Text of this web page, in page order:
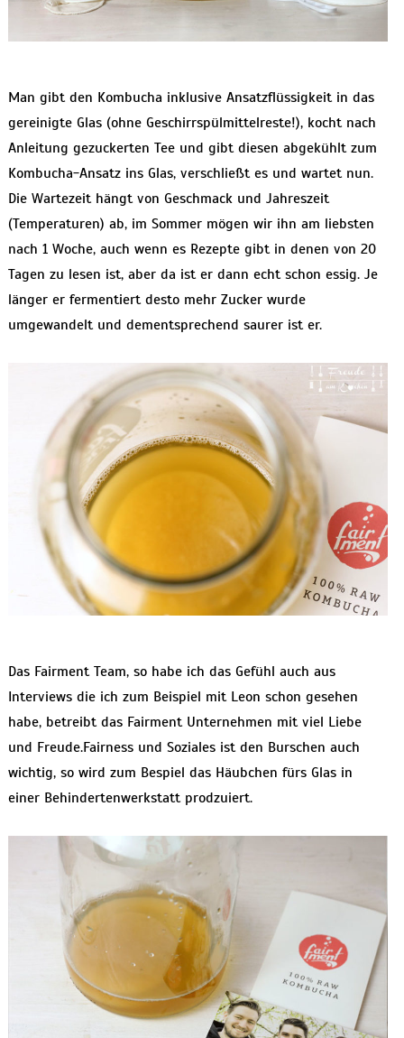
Man gibt den Kombucha inklusive Ansatzflüssigkeit in das
gereinigte Glas (ohne Geschirrspülmittelreste!), kocht nach
Anleitung gezuckerten Tee und gibt diesen abgekühlt zum
Kombucha-Ansatz ins Glas, verschließt es und wartet nun.
Die Wartezeit hängt von Geschmack und Jahreszeit
(Temperaturen) ab, im Sommer mögen wir ihn am liebsten
nach 1 Woche, auch wenn es Rezepte gibt in denen von 20
Tagen zu lesen ist, aber da ist er dann echt schon essig. Je
länger er fermentiert desto mehr Zucker wurde
umgewandelt und dementsprechend saurer ist er.
Das Fairment Team, so habe ich das Gefühl auch aus
Interviews die ich zum Beispiel mit Leon schon gesehen
habe, betreibt das Fairment Unternehmen mit viel Liebe
und Freude.Fairness und Soziales ist den Burschen auch
wichtig, so wird zum Bespiel das Häubchen fürs Glas in
einer Behindertenwerkstatt prodzuiert.